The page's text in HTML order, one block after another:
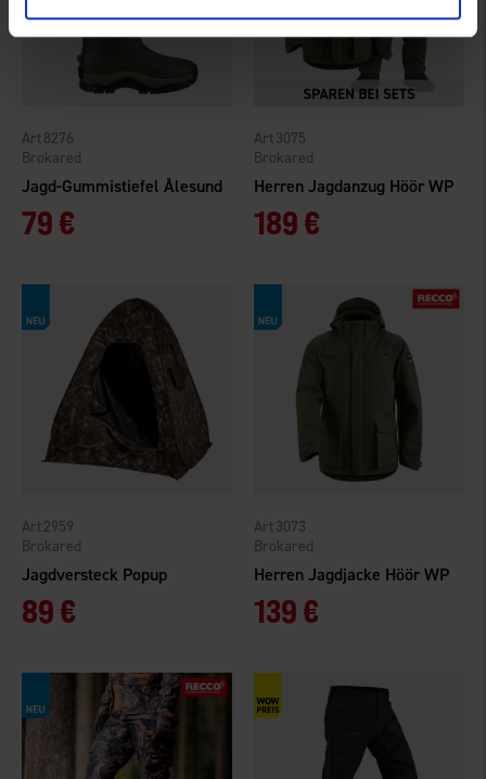
Jagd-Gummistiefel Ålesund
Brokared
8276
79 €
Herren Jagdanzug Höör WP
Brokared
3075
189 €
Jagdversteck Popup
Brokared
2959
89 €
Herren Jagdjacke Höör WP
Brokared
3073
139 €